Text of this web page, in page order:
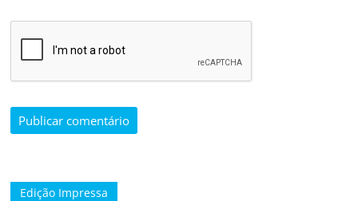
Edição Impressa